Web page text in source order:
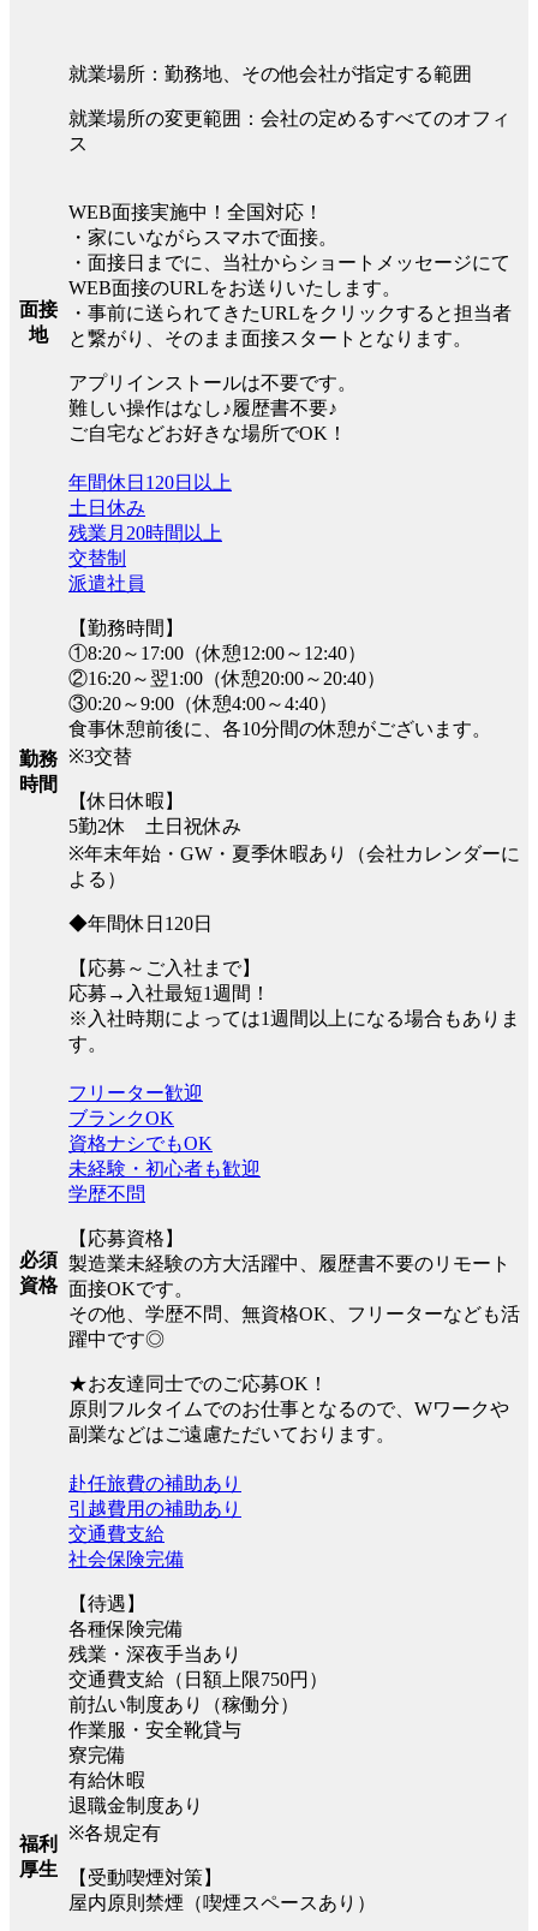
就業場所：勤務地、その他会社が指定する範囲
就業場所の変更範囲：会社の定めるすべてのオフィ
ス
面接
地
WEB面接実施中！全国対応！
・家にいながらスマホで面接。
・面接日までに、当社からショートメッセージにて
WEB面接のURLをお送りいたします。
・事前に送られてきたURLをクリックすると担当者
と繋がり、そのまま面接スタートとなります。
アプリインストールは不要です。
難しい操作はなし♪履歴書不要♪
ご自宅などお好きな場所でOK！
勤務
時間
年間休日120日以上
土日休み
残業月20時間以上
交替制
派遣社員
【勤務時間】
①8:20～17:00（休憩12:00～12:40）
②16:20～翌1:00（休憩20:00～20:40）
③0:20～9:00（休憩4:00～4:40）
食事休憩前後に、各10分間の休憩がございます。
※3交替
【休日休暇】
5勤2休 土日祝休み
※年末年始・GW・夏季休暇あり（会社カレンダーに
よる）
◆年間休日120日
【応募～ご入社まで】
応募→入社最短1週間！
※入社時期によっては1週間以上になる場合もありま
す。
必須
資格
フリーター歓迎
ブランクOK
資格ナシでもOK
未経験・初心者も歓迎
学歴不問
【応募資格】
製造業未経験の方大活躍中、履歴書不要のリモート
面接OKです。
その他、学歴不問、無資格OK、フリーターなども活
躍中です◎
★お友達同士でのご応募OK！
原則フルタイムでのお仕事となるので、Wワークや
副業などはご遠慮ただいております。
福利
厚生
赴任旅費の補助あり
引越費用の補助あり
交通費支給
社会保険完備
【待遇】
各種保険完備
残業・深夜手当あり
交通費支給（日額上限750円）
前払い制度あり（稼働分）
作業服・安全靴貸与
寮完備
有給休暇
退職金制度あり
※各規定有
【受動喫煙対策】
屋内原則禁煙（喫煙スペースあり）